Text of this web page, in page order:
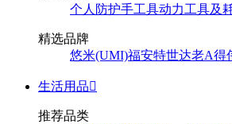
个人防护手工具动力工具及
精选品牌
悠米(UMI)福安特世达老A得
生活用品
推荐品类